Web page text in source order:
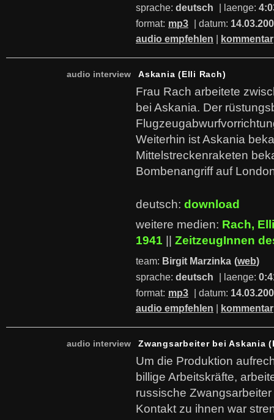
sprache: deutsch | laenge:
format: mp3 | datum:
audio empfehlen
kommentar
audio interview Askania (Elli Rach)
Frau Rach arbeitete
bei Askania. Der
Weiterhin ist Askania
Mittelstreckenraketen
Bombenangriff auf
deutsch: download
weitere medien: Rach, Elli
1941
ZeitzeugInnen
team: Birgit Marzinka (web)
sprache: deutsch | laenge:
format: mp3 | datum:
audio empfehlen
kommentar
audio interview Zwangsarbeiter bei Askania
Um die Produktion
billige Arbeitskräfte,
russische
Kontakt zu ihnen war